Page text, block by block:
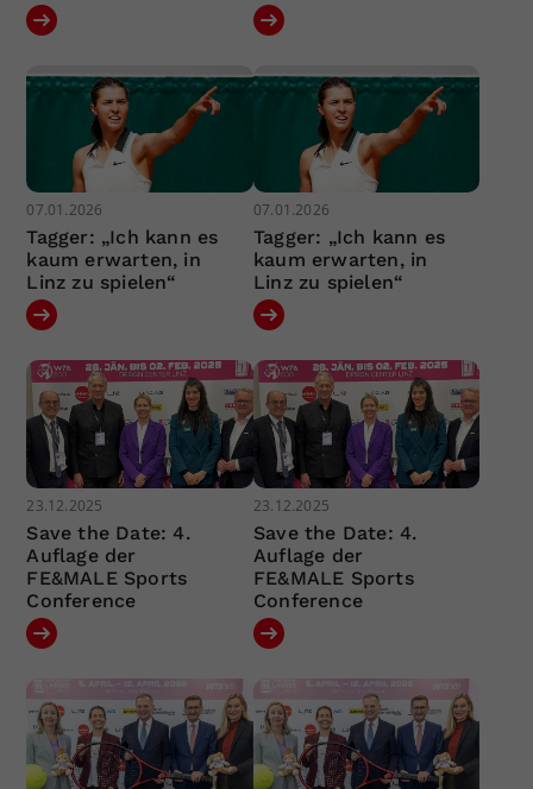
07.01.2026
Tagger: „Ich kann es
kaum erwarten, in
Linz zu spielen“
07.01.2026
Tagger: „Ich kann es
kaum erwarten, in
Linz zu spielen“
23.12.2025
Save the Date: 4.
Auflage der
FE&MALE Sports
Conference
23.12.2025
Save the Date: 4.
Auflage der
FE&MALE Sports
Conference